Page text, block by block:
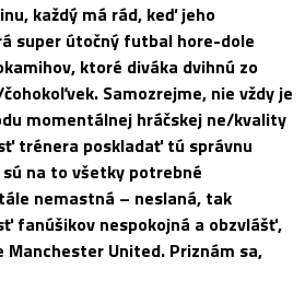
každý má rád, keď jeho
super útočný futbal hore-dole
ktoré diváka dvihnú zo
Samozrejme, nie vždy je
momentálnej hráčskej ne/kvality
trénera poskladať tú správnu
na to všetky potrebné
nemastná – neslaná, tak
fanúšikov nespokojná a obzvlášť,
Manchester United. Priznám sa,